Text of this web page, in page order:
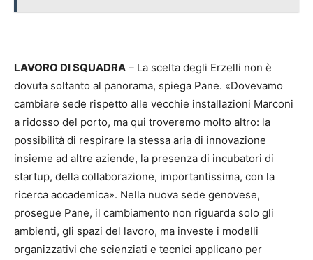
LAVORO DI SQUADRA – La scelta degli Erzelli non è
dovuta soltanto al panorama, spiega Pane. «Dovevamo
cambiare sede rispetto alle vecchie installazioni Marconi
a ridosso del porto, ma qui troveremo molto altro: la
possibilità di respirare la stessa aria di innovazione
insieme ad altre aziende, la presenza di incubatori di
startup, della collaborazione, importantissima, con la
ricerca accademica». Nella nuova sede genovese,
prosegue Pane, il cambiamento non riguarda solo gli
ambienti, gli spazi del lavoro, ma investe i modelli
organizzativi che scienziati e tecnici applicano per